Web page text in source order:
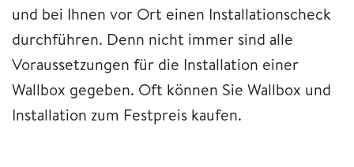
und bei Ihnen vor Ort einen Installationscheck
durchführen. Denn nicht immer sind alle
Voraussetzungen für die Installation einer
Wallbox gegeben. Oft können Sie Wallbox und
Installation zum Festpreis kaufen.